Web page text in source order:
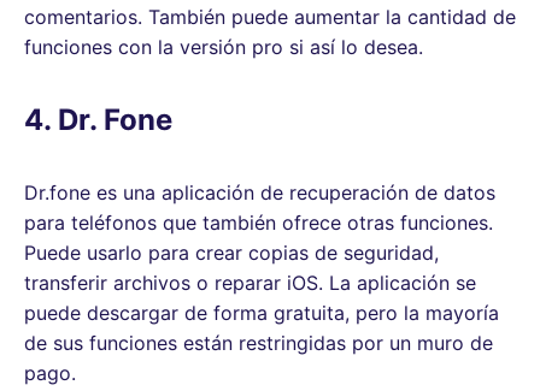
comentarios. También puede aumentar la cantidad de
funciones con la versión pro si así lo desea.
4. Dr. Fone
Dr.fone es una aplicación de recuperación de datos
para teléfonos que también ofrece otras funciones.
Puede usarlo para crear copias de seguridad,
transferir archivos o reparar iOS. La aplicación se
puede descargar de forma gratuita, pero la mayoría
de sus funciones están restringidas por un muro de
pago.